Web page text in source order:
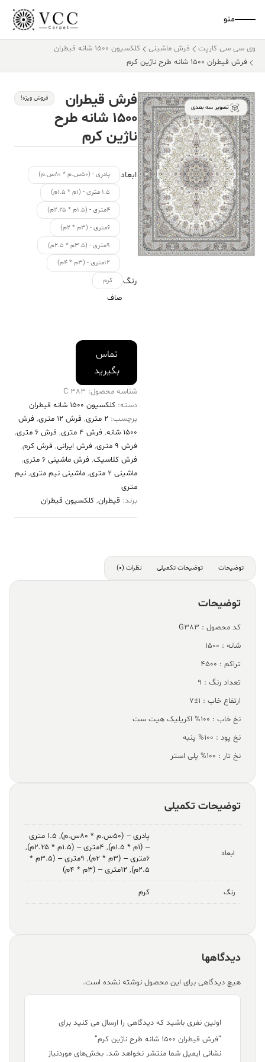
منو
وی سی سی کارپت فرش ماشینی
کلکسیون ۱۵۰۰ شانه قیطران
فرش قیطران ۱۵۰۰ شانه طرح ناژین کرم
تصویر سه بعدی
فرش قیطران
۱۵۰۰ شانه طرح
ناژین کرم
فروش ویژه!
ابعاد
پادری - (۵۰س.م * ۸۰س.م)
۱.۵ متری - (۱م * ۱.۵م)
۴متری - (۱.۵م * ۲.۲۵م)
۶متری - (۳م * ۲م)
۹متری - (۳.۵م * ۲.۵م)
۱۲متری - (۳م * ۴م)
رنگ کرم
صاف
تماس
بگیرید
شناسه محصول: 383 C
دسته: کلکسیون ۱۵۰۰ شانه قیطران
برچسب: 2 متری , فرش 12 متری , فرش
۱۵۰۰ شانه
, فرش 4 متری , فرش 6 متری
,
فرش 9 متری
, فرش ایرانی, فرش کرم,
فرش کلاسیک, فرش ماشینی 6 متری
,
ماشینی 2 متری
, ماشینی نیم متری, نیم
متری
برند: قیطران, کلکسیون قیطران
توضیحات توضیحات تکمیلی نظرات (0)
توضیحات
کد محصول : G383
شانه : 1500
تراکم : 4500
تعداد رنگ : 9
ارتفاع خاب : 1±7
نخ خاب : 100% اکریلیک هیت ست
نخ پود : 100% پنبه
نخ تار : 100% پلی استر
توضیحات تکمیلی
ابعاد
پادری – (۵۰س.م * ۸۰س.م) ,
۱.۵ متری
– (۱م * ۱.۵م)
, ۴متری – (۱.۵م * ۲.۲۵م)
,
۶متری – (۳م * ۲م)
,
۹متری – (۳.۵م *
۲.۵م)
, ۱۲متری – (۳م * ۴م)
رنگ کرم
دیدگاهها
هیچ دیدگاهی برای این محصول نوشته نشده است.
اولین نفری باشید که دیدگاهی را ارسال می کنید برای
“فرش قیطران ۱۵۰۰ شانه طرح ناژین کرم”
نشانی ایمیل شما منتشر نخواهد شد. بخش‌های موردنیاز